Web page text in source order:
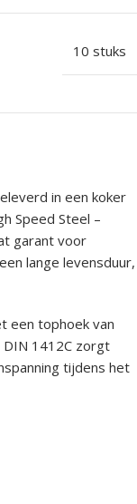
10 stuks
in een koker
Speed Steel –
garant voor
lange levensduur,
een tophoek van
DIN 1412C zorgt
tijdens het